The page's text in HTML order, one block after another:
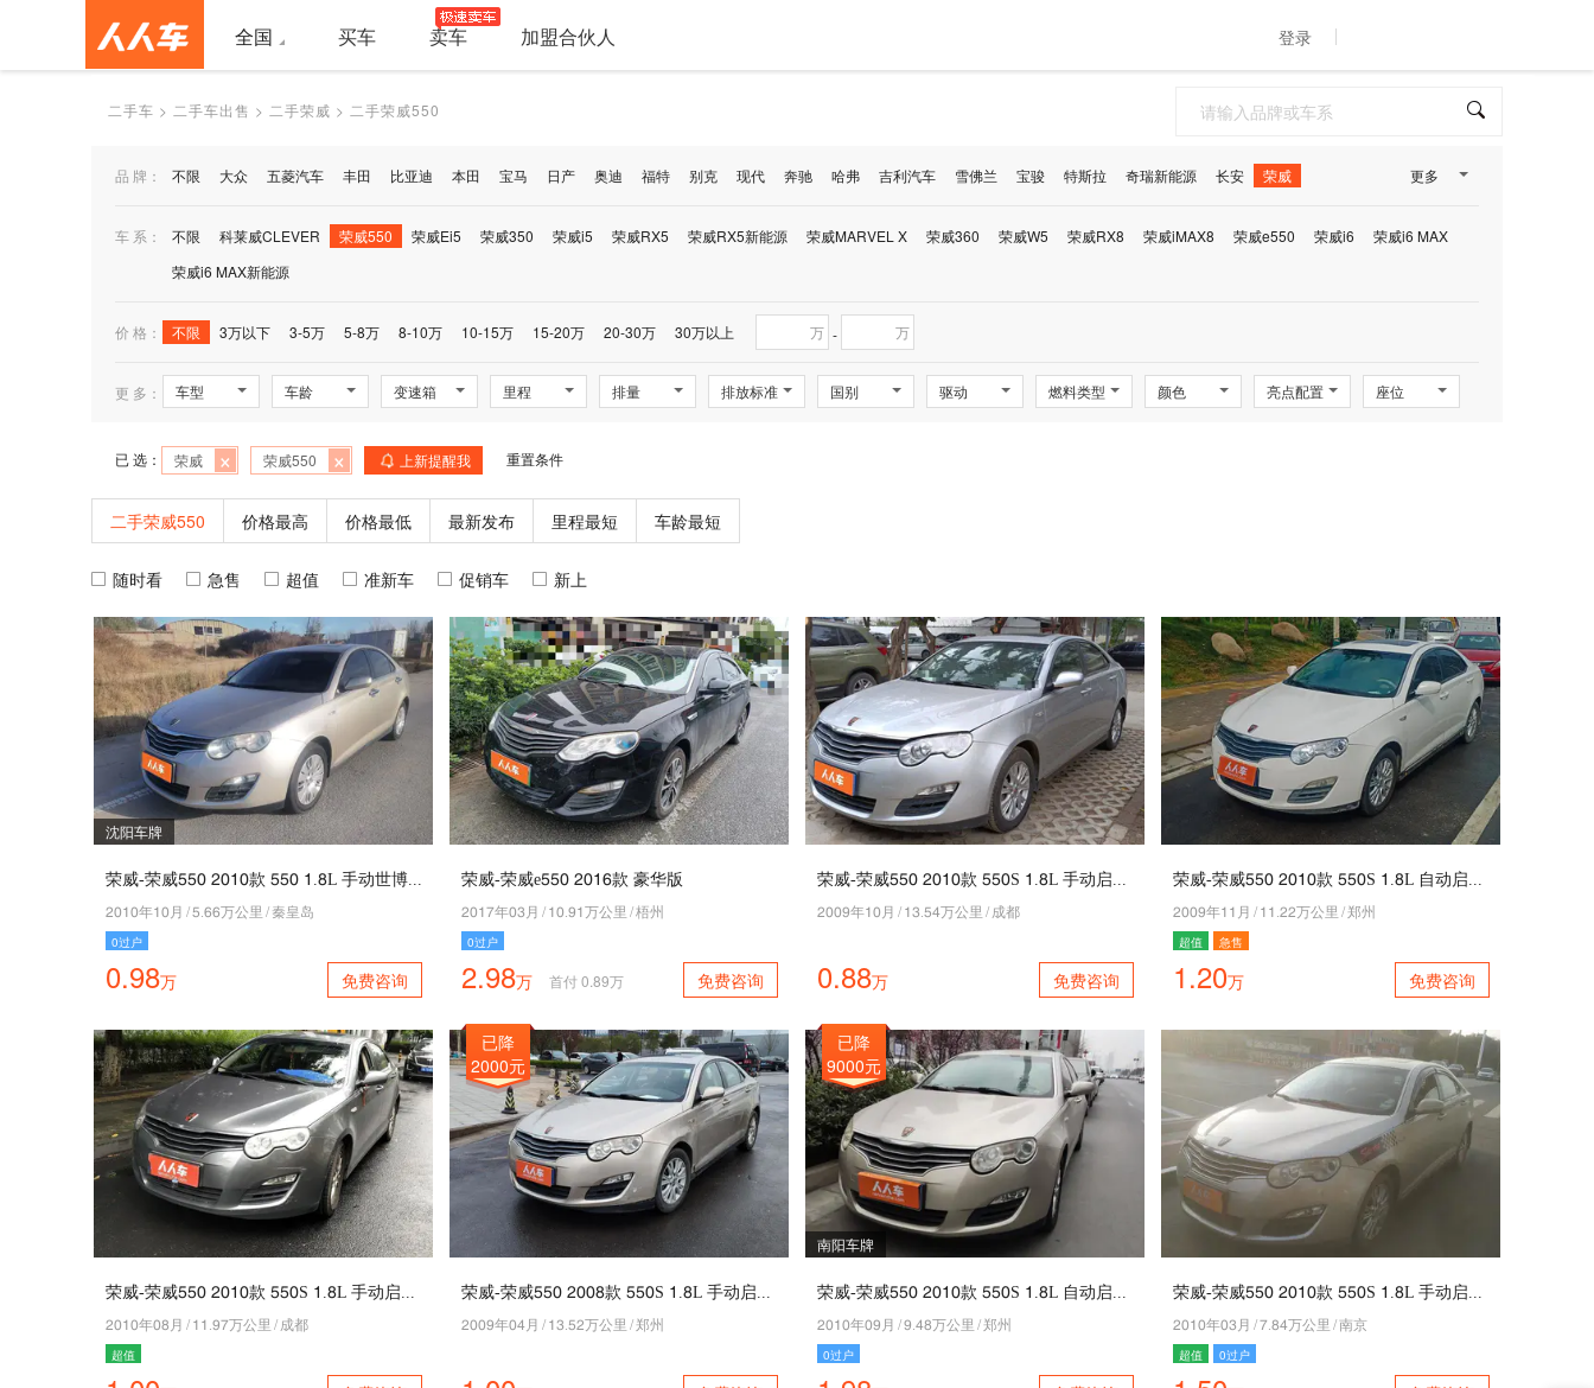
全国 买车 卖车 加盟合伙人 登录
二手车 > 二手车出售 > 二手荣威 > 二手荣威550
品 牌： 不限 大众 五菱汽车 丰田 比亚迪 本田 宝马 日产 奥迪 福特 别克 现代 奔驰 哈弗 吉利汽车 雪佛兰 宝骏 特斯拉 奇瑞新能源 长安 荣威 更多
车 系： 不限 科莱威CLEVER 荣威550 荣威Ei5 荣威350 荣威i5 荣威RX5 荣威RX5新能源 荣威MARVEL X 荣威360 荣威W5 荣威RX8 荣威iMAX8 荣威e550 荣威i6
荣威i6 MAX
荣威i6 MAX新能源
价 格： 不限 3万以下 3-5万 5-8万 8-10万 10-15万 15-20万 20-30万 30万以上 万 - 万
更 多： 车型 车龄 变速箱 里程 排量 排放标准 国别 驱动 燃料类型 颜色 亮点配置 座位
已 选： 荣威 × 荣威550 × 上新提醒我 重置条件
二手荣威550 价格最高 价格最低 最新发布 里程最短 车龄最短
随时看 急售 超值 准新车 促销车 新上
沈阳车牌
5040年40月 /1.22万公里 / 秦皇岛
0过户
0.98万 免费咨询
荣威-荣威e110 5042款 豪华版
5046年03月 / 40.84万公里 /梧州
0过户
2.98万 首付0.89万 免费咨询
5008年40月 / 43.17万公里 / 成都
0.88万 免费咨询
5008年44月 / 44.55万公里 /郑州
超值
急售
1.20万 免费咨询
5040年09月 / 44.86万公里 / 成都
超值
已降
2000元
5008年07月 / 43.15万公里 /郑州
已降
9000元
南阳车牌
5040年08月 /8.79万公里 /郑州
0过户
5040年03月 /6.97万公里 /南京
超值
0过户